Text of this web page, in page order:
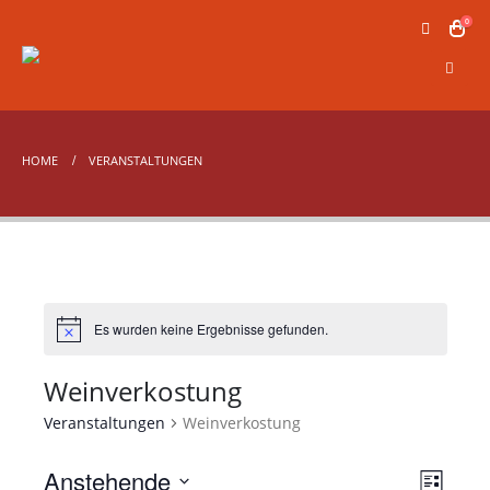
0
HOME VERANSTALTUNGEN
Es wurden keine Ergebnisse gefunden.
Weinverkostung
Veranstaltungen Weinverkostung
Anstehende